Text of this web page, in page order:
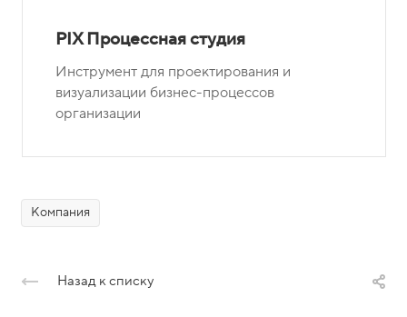
PIX Процессная студия
Инструмент для проектирования и
визуализации бизнес-процессов
организации
Компания
Назад к списку